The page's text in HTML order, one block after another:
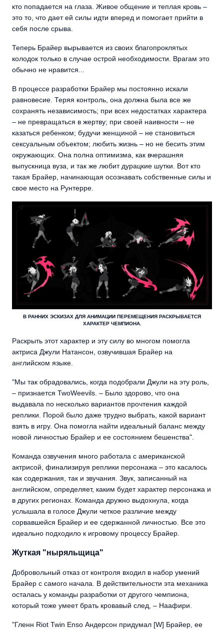
кто попадается на глаза. Живое общение и теплая кровь –
это то, что дает ей силы идти вперед и помогает прийти в
себя после срыва.
Теперь Брайер вырывается из своих благопроклятых
колодок только в случае острой необходимости. Врагам это
обычно не нравится...
В процессе разработки Брайер мы постоянно искали
равновесие. Теряя контроль, она должна была все же
сохранять независимость; при всех недостатках характера
– не превращаться в жертву; при своей наивности – не
казаться ребенком; будучи женщиной – не становиться
сексуальным объектом; любить жизнь – но не бесить этим
окружающих. Она полна оптимизма, как вчерашняя
выпускница вуза, и так же любит дурацкие шутки. Вот кто
такая Брайер, начинающая осознавать собственные силы и
свое место на Рунтерре.
В РАННИХ ЭСКИЗАХ ДЛЯ АНИМАЦИИ ПЕРЕМЕЩЕНИЯ РАСКРЫВАЕТСЯ
ХАРАКТЕР ЧЕМПИОНА.
Раскрыть этот характер и эту силу во многом помогла
актриса Джули Натансон, озвучившая Брайер на
английском языке.
"Мы так обрадовались, когда подобрали Джули на эту роль,
– признается TwoWeevils. – Было здорово, что она
выдавала по несколько вариантов прочтения каждой
реплики. Порой было даже трудно выбрать, какой вариант
взять в игру. Она помогла найти идеальный баланс между
новой личностью Брайер и ее состоянием бешенства".
Команда озвучения много работала с американской
актрисой, финализируя реплики персонажа – это касалось
как содержания, так и звучания. Звук, записанный на
английском, определяет, каким будет характер персонажа и
в других регионах. Команда дружно выдохнула, когда
услышала в голосе Джули четкое различие между
сорвавшейся Брайер и ее сдержанной личностью. Все это
идеально подходило к игровому процессу Брайер.
Жуткая "ныряльщица"
Добровольный отказ от контроля входил в набор умений
Брайер с самого начала. В действительности эта механика
осталась у команды разработки от другого чемпиона,
который тоже умеет брать кровавый след, – Наафири.
"Гленн Riot Twin Enso Андерсон придумал [W] Брайер, ее